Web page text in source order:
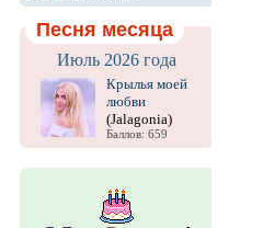
Песня месяца
Июль 2026 года
Крылья моей
любви
(Jalagonia)
Баллов: 659